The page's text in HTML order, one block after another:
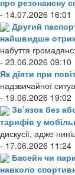
- 14.07.2026 16:01
Другий
найшвидше
набуття
- 23.06.2026 09:10
Як діяти при
надзвичайної
- 19.06.2026 19:02
Зв’язок без
тарифів у
дискусії, адже
- 17.06.2026 11:24
Басейн чи
навколо